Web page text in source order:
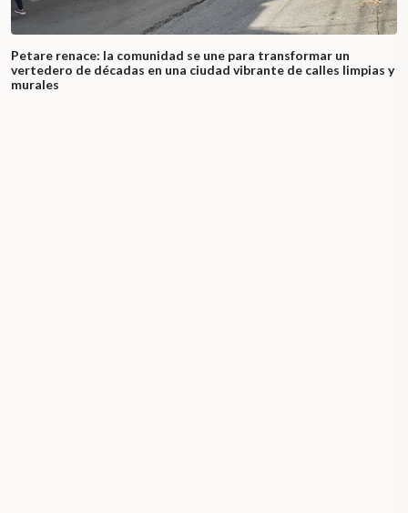
Petare renace: la comunidad se une para transformar un
vertedero de décadas en una ciudad vibrante de calles limpias y
murales